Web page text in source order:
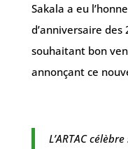
Sakala a eu
d’anniversaire des
souhaitant bon
annonçant ce
L’ARTAC